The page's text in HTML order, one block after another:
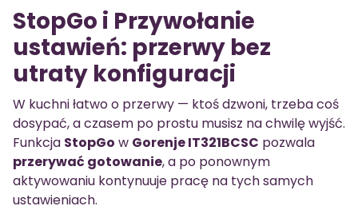
StopGo i Przywołanie
ustawień: przerwy bez
utraty konfiguracji
W kuchni łatwo o przerwy — ktoś dzwoni, trzeba coś
dosypać, a czasem po prostu musisz na chwilę wyjść.
Funkcja StopGo w Gorenje IT321BCSC pozwala
przerywać gotowanie, a po ponownym
aktywowaniu kontynuuje pracę na tych samych
ustawieniach.